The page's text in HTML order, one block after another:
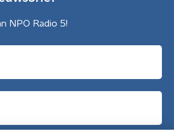
NPO Radio 5!